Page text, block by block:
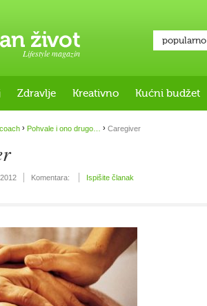
Lifestyle magazin
popularno
Zdravlje Kreativno Kućni budžet
› Pohvale i ono drugo… › Caregiver
Komentara: Ispišite članak